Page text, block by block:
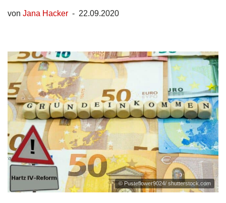
von Jana Hacker 22.09.2020
© Pusteflower9024/ shutterstock.com